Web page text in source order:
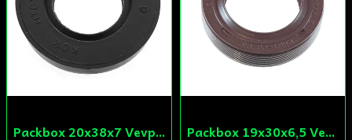
Packbox 20x38x7 Vevparti Derbi (original) Packbox 19x30x6,5 Vevparti Vä Aprilia/Derbi/Gilera (original)